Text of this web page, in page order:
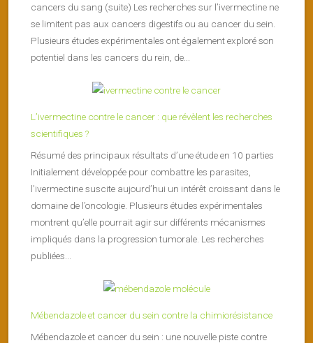
cancers du sang (suite) Les recherches sur l’ivermectine ne
se limitent pas aux cancers digestifs ou au cancer du sein.
Plusieurs études expérimentales ont également exploré son
potentiel dans les cancers du rein, de...
L’ivermectine contre le cancer : que révèlent les recherches
scientifiques ?
Résumé des principaux résultats d’une étude en 10 parties
Initialement développée pour combattre les parasites,
l’ivermectine suscite aujourd’hui un intérêt croissant dans le
domaine de l’oncologie. Plusieurs études expérimentales
montrent qu’elle pourrait agir sur différents mécanismes
impliqués dans la progression tumorale. Les recherches
publiées...
Mébendazole et cancer du sein contre la chimiorésistance
Mébendazole et cancer du sein : une nouvelle piste contre